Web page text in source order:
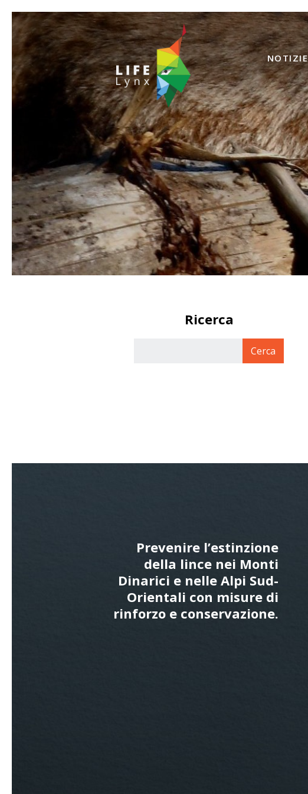
NOTIZIE
Ricerca
Prevenire l’estinzione
della lince nei Monti
Dinarici e nelle Alpi Sud-
Orientali con misure di
rinforzo e conservazione.